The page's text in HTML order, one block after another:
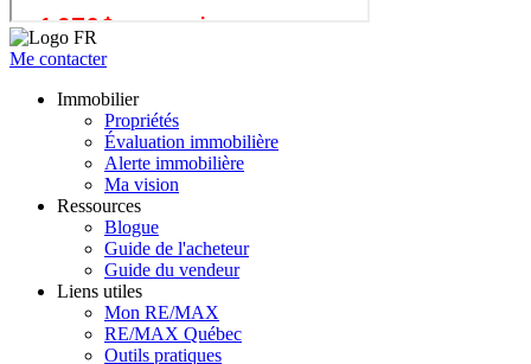
Me contacter
Immobilier
Propriétés
Évaluation immobilière
Alerte immobilière
Ma vision
Ressources
Blogue
Guide de l'acheteur
Guide du vendeur
Liens utiles
Mon RE/MAX
RE/MAX Québec
Outils pratiques